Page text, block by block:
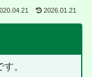
2026.01.21
。